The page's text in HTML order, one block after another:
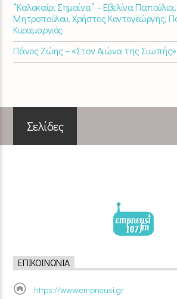
“Καλοκαίρι Σημαίνει” – Εβελίνα
Μητροπούλου, Χρήστος Κοντογεώργης,
Κυραμαργιός
Πάνος Ζώης – «Στον Αιώνα της
Σελίδες
ΕΠΙΚΟΙΝΩΝΊΑ
https://www.empneusi.gr